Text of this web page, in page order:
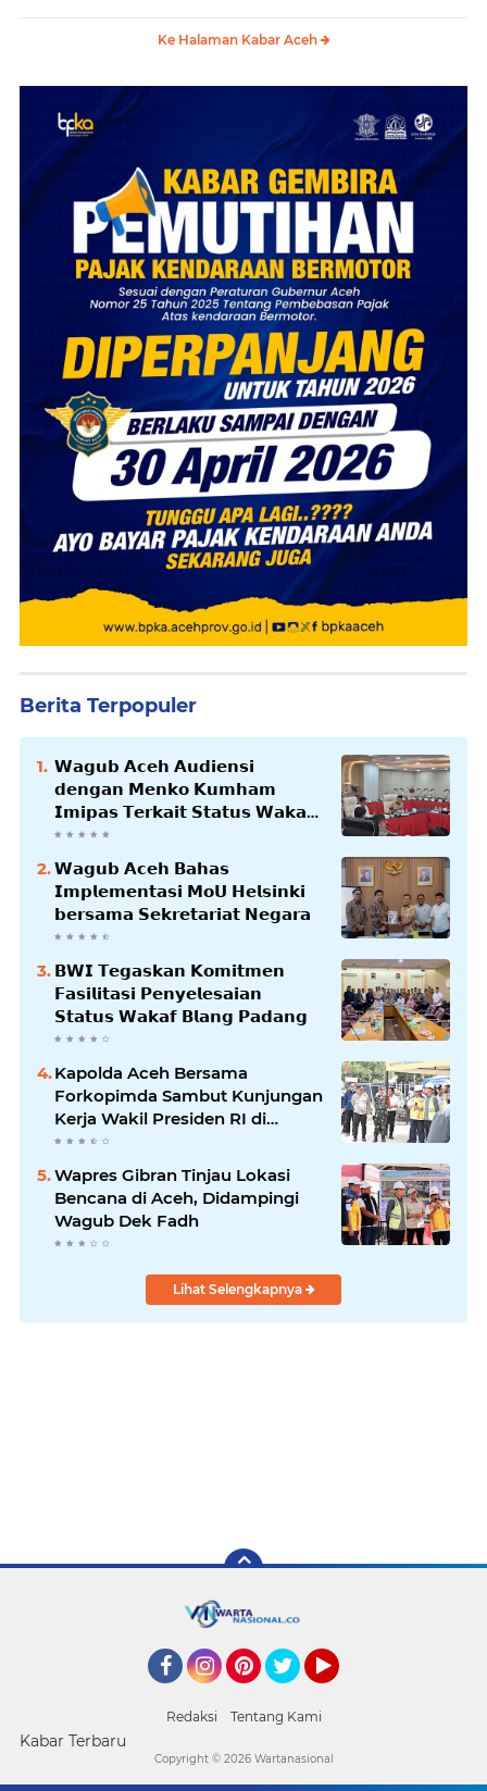
Ke Halaman Kabar Aceh
Berita Terpopuler
𝗪𝗮𝗴𝘂𝗯 𝗔𝗰𝗲𝗵 𝗔𝘂𝗱𝗶𝗲𝗻𝘀𝗶
𝗱𝗲𝗻𝗴𝗮𝗻 𝗠𝗲𝗻𝗸𝗼 𝗞𝘂𝗺𝗵𝗮𝗺
𝗜𝗺𝗶𝗽𝗮𝘀 𝗧𝗲𝗿𝗸𝗮𝗶𝘁 𝗦𝘁𝗮𝘁𝘂𝘀 𝗪𝗮𝗸𝗮𝗳
𝗕𝗹𝗮𝗻𝗴𝗽𝗮𝗱𝗮𝗻𝗴
𝗪𝗮𝗴𝘂𝗯 𝗔𝗰𝗲𝗵 𝗕𝗮𝗵𝗮𝘀
𝗜𝗺𝗽𝗹𝗲𝗺𝗲𝗻𝘁𝗮𝘀𝗶 𝗠𝗼𝗨 𝗛𝗲𝗹𝘀𝗶𝗻𝗸𝗶
𝗯𝗲𝗿𝘀𝗮𝗺𝗮 𝗦𝗲𝗸𝗿𝗲𝘁𝗮𝗿𝗶𝗮𝘁 𝗡𝗲𝗴𝗮𝗿𝗮
𝗕𝗪𝗜 𝗧𝗲𝗴𝗮𝘀𝗸𝗮𝗻 𝗞𝗼𝗺𝗶𝘁𝗺𝗲𝗻
𝗙𝗮𝘀𝗶𝗹𝗶𝘁𝗮𝘀𝗶 𝗣𝗲𝗻𝘆𝗲𝗹𝗲𝘀𝗮𝗶𝗮𝗻
𝗦𝘁𝗮𝘁𝘂𝘀 𝗪𝗮𝗸𝗮𝗳 𝗕𝗹𝗮𝗻𝗴 𝗣𝗮𝗱𝗮𝗻𝗴
Kapolda Aceh Bersama
Forkopimda Sambut Kunjungan
Kerja Wakil Presiden RI di
Kabupaten Bireuen
Wapres Gibran Tinjau Lokasi
Bencana di Aceh, Didampingi
Wagub Dek Fadh
Lihat Selengkapnya
Redaksi Tentang Kami
Kabar Terbaru
Copyright © 2026 Wartanasional